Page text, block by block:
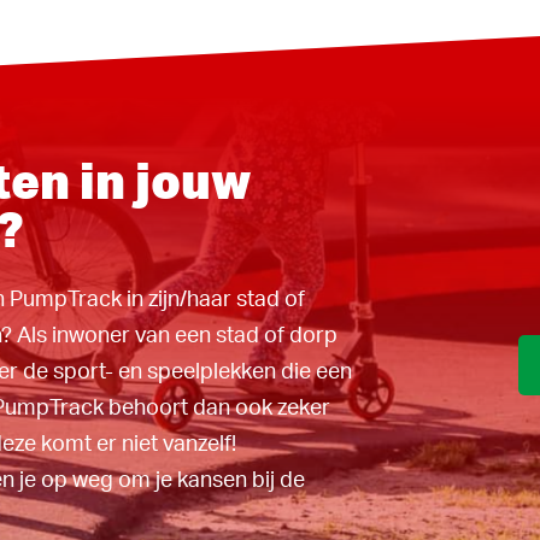
15-09-2019
deze manier
stad of dorp
dan ook
maar deze
kan helpen
voor een
we een
op weg
gemeente,
in jouw
PumpTrack in zijn/haar stad of
Als inwoner van een stad of dorp
de sport- en speelplekken die een
behoort dan ook zeker
komt er niet vanzelf!
je op weg om je kansen bij de